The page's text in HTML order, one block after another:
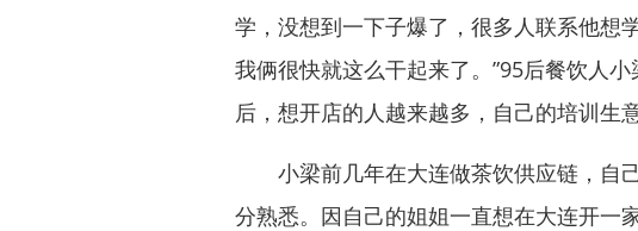
学，没想到一下子爆了，很多人联系他想
我俩很快就这么干起来了。”95后餐饮人
后，想开店的人越来越多，自己的培训生意
小梁前几年在大连做茶饮供应链，自
分熟悉。因自己的姐姐一直想在大连开一